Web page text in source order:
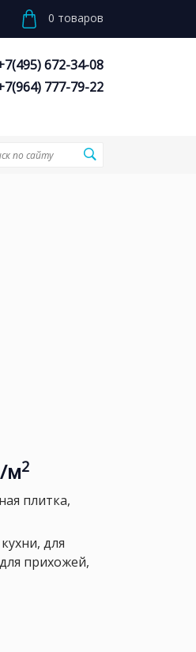
0 товаров
672-34-08
777-79-22
м2
плитка,
для
прихожей,